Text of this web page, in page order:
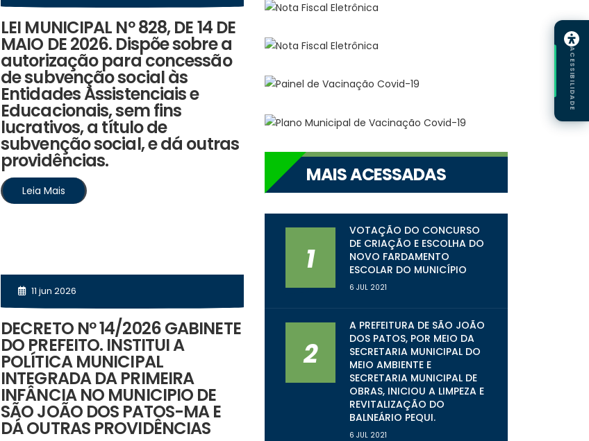
LEI MUNICIPAL Nº 828, DE 14 DE
MAIO DE 2026. Dispõe sobre a
autorização para concessão
de subvenção social às
Entidades Assistenciais e
Educacionais, sem fins
lucrativos, a título de
subvenção social, e dá outras
providências.
Leia Mais
11 jun 2026
DECRETO Nº 14/2026 GABINETE
DO PREFEITO. INSTITUI A
POLÍTICA MUNICIPAL
INTEGRADA DA PRIMEIRA
INFÂNCIA NO MUNICIPIO DE
SÃO JOÃO DOS PATOS-MA E
DÁ OUTRAS PROVIDÊNCIAS
MAIS ACESSADAS
1
VOTAÇÃO DO CONCURSO
DE CRIAÇÃO E ESCOLHA DO
NOVO FARDAMENTO
ESCOLAR DO MUNICÍPIO
6 JUL 2021
2
A PREFEITURA DE SÃO JOÃO
DOS PATOS, POR MEIO DA
SECRETARIA MUNICIPAL DO
MEIO AMBIENTE E
SECRETARIA MUNICIPAL DE
OBRAS, INICIOU A LIMPEZA E
REVITALIZAÇÃO DO
BALNEÁRIO PEQUI.
6 JUL 2021
ACESSIBILIDADE